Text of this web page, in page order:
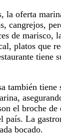
la oferta
cangrejos,
de marisco,
platos que
tiene
también
el broche
La
bocado.